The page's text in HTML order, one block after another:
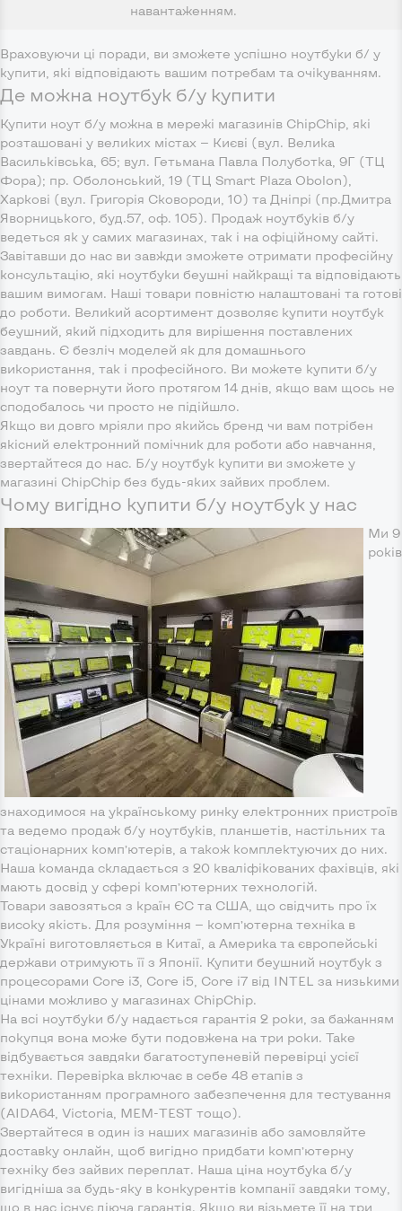
навантаженням.
Враховуючи ці поради, ви зможете успішно ноутбуки б/ у
купити, які відповідають вашим потребам та очікуванням.
Де можна ноутбук б/у купити
Купити ноут б/у можна в мережі магазинів ChipChip, які
розташовані у великих містах — Києві (вул. Велика
Васильківська, 65; вул. Гетьмана Павла Полуботка, 9Г (ТЦ
Фора); пр. Оболонський, 19 (ТЦ Smart Plaza Obolon),
Харкові (вул. Григорія Сковороди, 10) та Дніпрі (пр.Дмитра
Яворницького, буд.57, оф. 105). Продаж ноутбуків б/у
ведеться як у самих магазинах, так і на офіційному сайті.
Завітавши до нас ви завжди зможете отримати професійну
консультацію, які ноутбуки беушні найкращі та відповідають
вашим вимогам. Наші товари повністю налаштовані та готові
до роботи. Великий асортимент дозволяє купити ноутбук
беушний, який підходить для вирішення поставлених
завдань. Є безліч моделей як для домашнього
використання, так і професійного. Ви можете купити б/у
ноут та повернути його протягом 14 днів, якщо вам щось не
сподобалось чи просто не підійшло.
Якщо ви довго мріяли про якийсь бренд чи вам потрібен
якісний електронний помічник для роботи або навчання,
звертайтеся до нас. Б/у ноутбук купити ви зможете у
магазині ChipChip без будь-яких зайвих проблем.
Чому вигідно купити б/у ноутбук у нас
Ми 9
років
знаходимося на українському ринку електронних пристроїв
та ведемо продаж б/у ноутбуків, планшетів, настільних та
стаціонарних комп’ютерів, а також комплектуючих до них.
Наша команда складається з 20 кваліфікованих фахівців, які
мають досвід у сфері комп’ютерних технологій.
Товари завозяться з країн ЄС та США, що свідчить про їх
високу якість. Для розуміння — комп’ютерна техніка в
Україні виготовляється в Китаї, а Америка та європейські
держави отримують її з Японії. Купити беушний ноутбук з
процесорами Core i3, Core i5, Core i7 від INTEL за низькими
цінами можливо у магазинах ChipChip.
На всі ноутбуки б/у надається гарантія 2 роки, за бажанням
покупця вона може бути подовжена на три роки. Таке
відбувається завдяки багатоступеневій перевірці усієї
техніки. Перевірка включає в себе 48 етапів з
використанням програмного забезпечення для тестування
(AIDA64, Victoria, MEM-TEST тощо).
Звертайтеся в один із наших магазинів або замовляйте
доставку онлайн, щоб вигідно придбати комп’ютерну
техніку без зайвих переплат. Наша ціна ноутбука б/у
вигідніша за будь-яку в конкурентів компанії завдяки тому,
що в нас існує діюча гарантія. Якщо ви візьмете її на три